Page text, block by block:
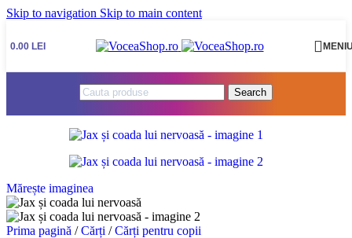
Skip to navigation Skip to main content
0.00 LEI
Search
Mărește imaginea
Prima pagină / Cărți / Cărți pentru copii